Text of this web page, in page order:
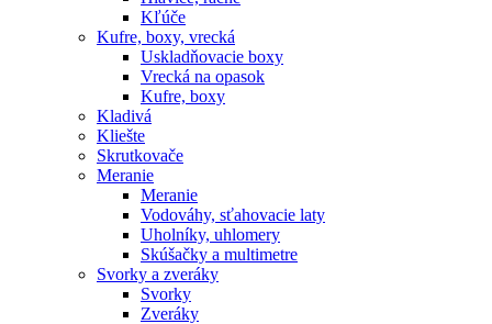
Kľúče
Kufre, boxy, vrecká
Uskladňovacie boxy
Vrecká na opasok
Kufre, boxy
Kladivá
Kliešte
Skrutkovače
Meranie
Meranie
Vodováhy, sťahovacie laty
Uholníky, uhlomery
Skúšačky a multimetre
Svorky a zveráky
Svorky
Zveráky